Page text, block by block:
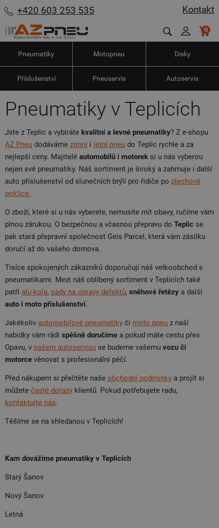
Kontakt
+420 603 253 535
0
Pneumatiky Motopneu Disky
Příslušenství Pneuservis Autoservis
Pneumatiky v Teplicích
Jste z Teplic a vybíráte kvalitní a levné pneumatiky? Z e-shopu
AZ Pneu dodáváme zimní i letní pneu do Teplic rychle a za
nejlepší ceny. Majitelé automobilů i motorek si u nás vyberou
nejen své pneumatiky. Náš sortiment je široký a zahrnuje i další
auto příslušenství od slunečních brýlí pro řidiče po plechové
poklice.
O zboží, které si u nás vyberete, nemusíte mít obavy, ručíme vám
plnou zárukou. O bezpečnou a včasnou přepravu do Teplic se
pak stará přepravní společnost Geis Parcel, která vám zásilku
doručí až do vašeho domova.
Tisíce spokojených zákazníků doporučují náš velkoobchod s
pneumatikami. Mezi náš oblíbený sortiment v Teplicích také
patří alu-kola, sady na opravy defektů, sněhové řetězy a další
auto i moto příslušenství.
Jakékoliv automobilové pneumatiky či moto pneu z naší
nabídky vám rádi spěšně doručíme a pokud máte cestu přes
Opavu, v našem autoservisu se budeme vašemu vozu či
motorce věnovat s profesionální péčí.
Před nákupem si přečtěte naše obchodní podmínky a projít si
můžete časté dotazy klientů. Pokud potřebujete radu,
kontaktujte nás.
Těšíme se na shledanou v Teplicích!
Kam dovážíme pneumatiky v Teplicích
Starý Šanov
Nový Šanov
Letná